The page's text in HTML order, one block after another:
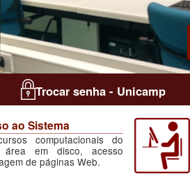
Trocar senha - Unicamp
ao Sistema
computacionais do
área em disco, acesso
de páginas Web.